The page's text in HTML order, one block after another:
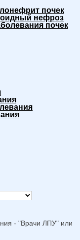
почек
нефроз
почек
- "Врачи ЛПУ" или